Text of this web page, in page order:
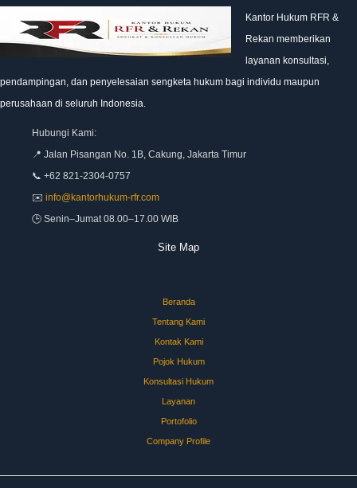
Kantor Hukum RFR &
Rekan memberikan
layanan konsultasi,
pendampingan, dan penyelesaian sengketa hukum bagi individu maupun
perusahaan di seluruh Indonesia.
Hubungi Kami:
📍 Jalan Pisangan No. 1B, Cakung, Jakarta Timur
📞 +62 821-2304-0757
✉️ info@kantorhukum-rfr.com
🕒 Senin–Jumat 08.00–17.00 WIB
Site Map
Beranda
Tentang Kami
Kontak Kami
Pojok Hukum
Konsultasi Hukum
Layanan
Portofolio
Company Profile